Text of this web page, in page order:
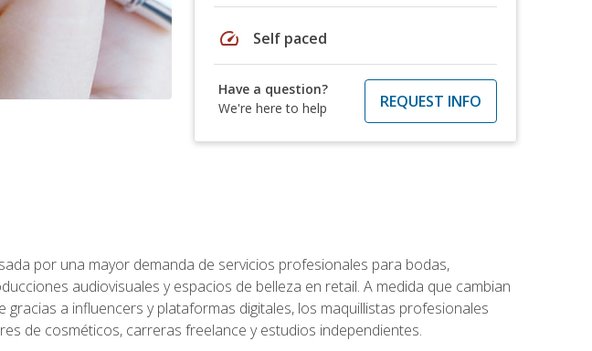
speed Self paced
Have a question?
We're here to help
REQUEST INFO
por una mayor demanda de servicios profesionales para bodas,
audiovisuales y espacios de belleza en retail. A medida que cambian
a influencers y plataformas digitales, los maquillistas profesionales
de cosméticos, carreras freelance y estudios independientes.